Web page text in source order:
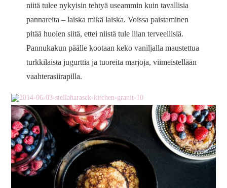
niitä tulee nykyisin tehtyä useammin kuin tavallisia
pannareita – laiska mikä laiska. Voissa paistaminen
pitää huolen siitä, ettei niistä tule liian terveellisiä.
Pannukakun päälle kootaan keko vaniljalla maustettua
turkkilaista jugurttia ja tuoreita marjoja, viimeistellään
vaahterasiirapilla.